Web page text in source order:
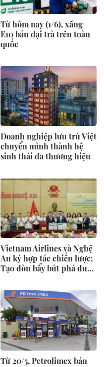
Từ hôm nay (1/6), xăng
E10 bán đại trà trên toàn
quốc
Doanh nghiệp lưu trú Việt
chuyển mình thành hệ
sinh thái đa thương hiệu
Vietnam Airlines và Nghệ
An ký hợp tác chiến lược:
Tạo đòn bẩy bứt phá du
Từ 20/5, Petrolimex bán